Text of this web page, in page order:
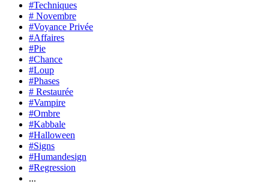
#Techniques
# Novembre
#Voyance Privée
#Affaires
#Pie
#Chance
#Loup
#Phases
# Restaurée
#Vampire
#Ombre
#Kabbale
#Halloween
#Signs
#Humandesign
#Regression
...